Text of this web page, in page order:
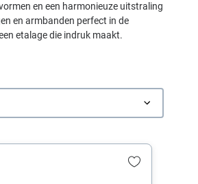
en een harmonieuze uitstraling
en armbanden perfect in de
etalage die indruk maakt.